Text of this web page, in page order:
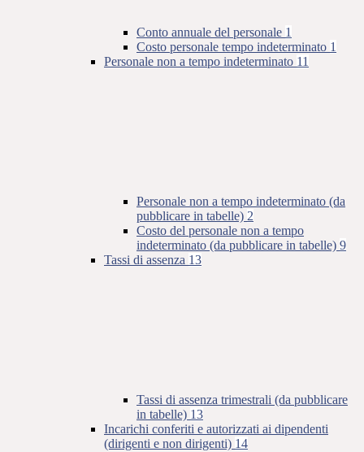
Conto annuale del personale 1
Costo personale tempo indeterminato 1
Personale non a tempo indeterminato 11
Personale non a tempo indeterminato (da
pubblicare in tabelle) 2
Costo del personale non a tempo
indeterminato (da pubblicare in tabelle) 9
Tassi di assenza 13
Tassi di assenza trimestrali (da pubblicare
in tabelle) 13
Incarichi conferiti e autorizzati ai dipendenti
(dirigenti e non dirigenti) 14